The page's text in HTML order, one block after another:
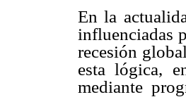
En la
influenciadas
recesión
esta lógica,
mediante